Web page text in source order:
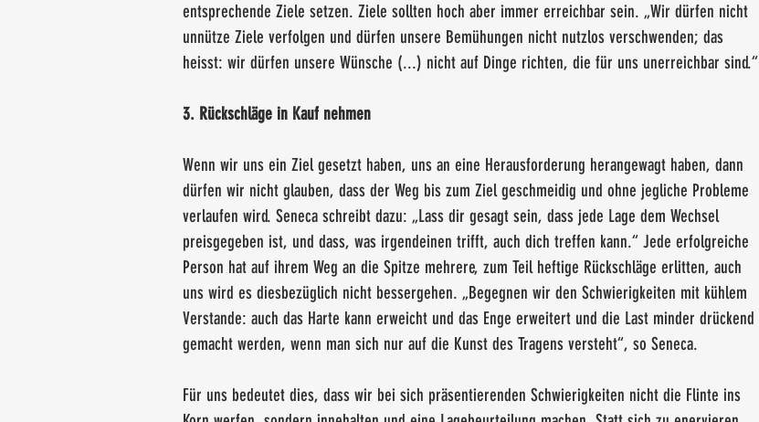
entsprechende Ziele setzen. Ziele sollten hoch aber immer erreichbar sein. „Wir dürfen nicht
unnütze Ziele verfolgen und dürfen unsere Bemühungen nicht nutzlos verschwenden; das
heisst: wir dürfen unsere Wünsche (...) nicht auf Dinge richten, die für uns unerreichbar sind.“
3. Rückschläge in Kauf nehmen
Wenn wir uns ein Ziel gesetzt haben, uns an eine Herausforderung herangewagt haben, dann
dürfen wir nicht glauben, dass der Weg bis zum Ziel geschmeidig und ohne jegliche Probleme
verlaufen wird. Seneca schreibt dazu: „Lass dir gesagt sein, dass jede Lage dem Wechsel
preisgegeben ist, und dass, was irgendeinen trifft, auch dich treffen kann.“ Jede erfolgreiche
Person hat auf ihrem Weg an die Spitze mehrere, zum Teil heftige Rückschläge erlitten, auch
uns wird es diesbezüglich nicht bessergehen. „Begegnen wir den Schwierigkeiten mit kühlem
Verstande: auch das Harte kann erweicht und das Enge erweitert und die Last minder drückend
gemacht werden, wenn man sich nur auf die Kunst des Tragens versteht“, so Seneca.
Für uns bedeutet dies, dass wir bei sich präsentierenden Schwierigkeiten nicht die Flinte ins